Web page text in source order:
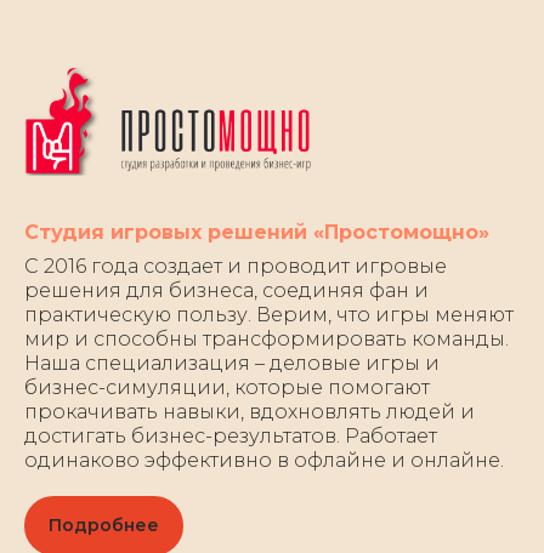
Студия игровых решений «Простомощно»
С 2016 года создает и проводит игровые
решения для бизнеса, соединяя фан и
практическую пользу. Верим, что игры меняют
мир и способны трансформировать команды.
Наша специализация – деловые игры и
бизнес-симуляции, которые помогают
прокачивать навыки, вдохновлять людей и
достигать бизнес-результатов. Работает
одинаково эффективно в офлайне и онлайне.
Подробнее